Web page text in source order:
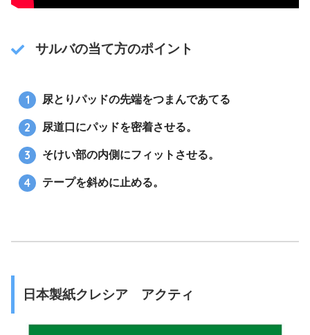
サルバの当て方のポイント
尿とりパッドの先端をつまんであてる
尿道口にパッドを密着させる。
そけい部の内側にフィットさせる。
テープを斜めに止める。
日本製紙クレシア アクティ